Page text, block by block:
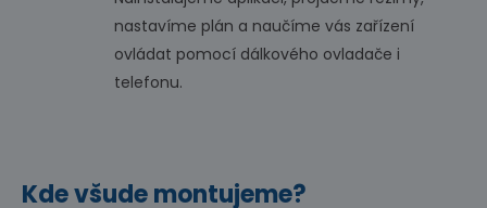
nastavíme plán a naučíme vás zařízení
ovládat pomocí dálkového ovladače i
telefonu.
Kde všude montujeme?